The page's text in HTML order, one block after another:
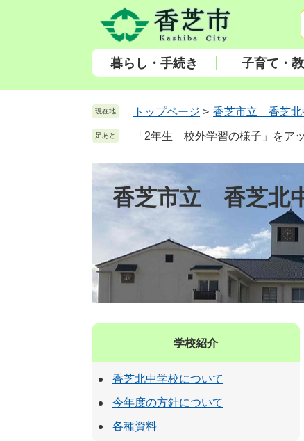
頭
飛
暮らし・手続き 子育て・
現在地 トップページ > 香芝市立 香芝北
足あと 「2年生 校外学習の様子」をア
香芝市立 香芝北
学校紹介
香芝北中学校について
今年度の方針について
各種資料